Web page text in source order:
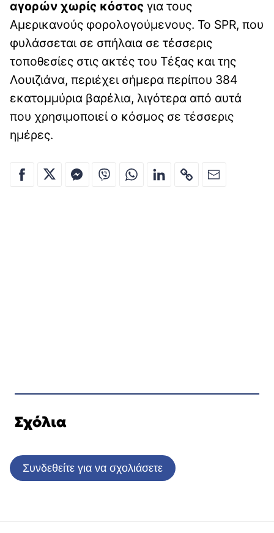
αγορών χωρίς κόστος για τους
Αμερικανούς φορολογούμενους. Το SPR, που
φυλάσσεται σε σπήλαια σε τέσσερις
τοποθεσίες στις ακτές του Τέξας και της
Λουιζιάνα, περιέχει σήμερα περίπου 384
εκατομμύρια βαρέλια, λιγότερα από αυτά
που χρησιμοποιεί ο κόσμος σε τέσσερις
ημέρες.
Σχόλια
Συνδεθείτε για να σχολιάσετε